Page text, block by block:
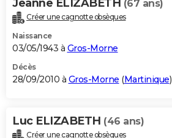
Jeanne ELIZABETH (67 ans)
Créer une cagnotte obsèques
Naissance
03/05/1943 à Gros-Morne
Décès
28/09/2010 à Gros-Morne (Martinique)
Luc ELIZABETH (46 ans)
Créer une cagnotte obsèques